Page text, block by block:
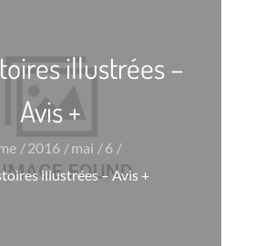
illustrées –
Avis +
2016 mai
6
illustrées – Avis +